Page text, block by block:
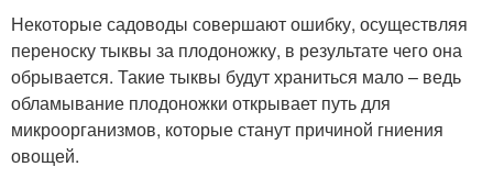
Некоторые садоводы совершают ошибку, осуществляя
переноску тыквы за плодоножку, в результате чего она
обрывается. Такие тыквы будут храниться мало – ведь
обламывание плодоножки открывает путь для
микроорганизмов, которые станут причиной гниения
овощей.